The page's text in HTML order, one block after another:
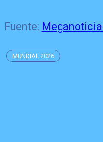
Fuente:
MUNDIAL 2026